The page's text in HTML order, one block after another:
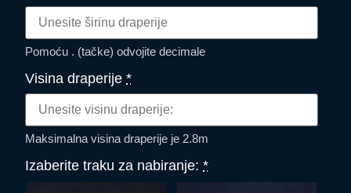
Pomoću . (tačke) odvojite decimale
Visina draperije *
Maksimalna visina draperije je 2.8m
Izaberite traku za nabiranje: *